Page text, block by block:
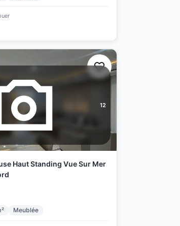
12
Haut Standing Vue Sur Mer
Meublée